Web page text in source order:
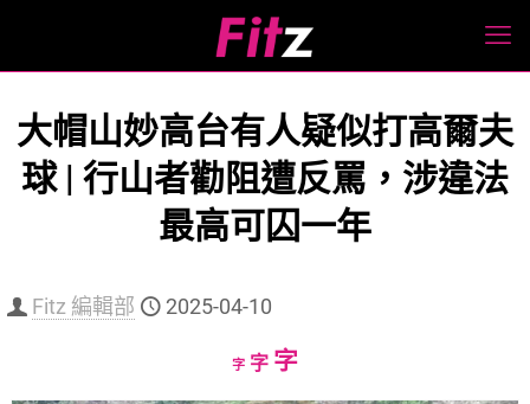
大帽山妙高台有人疑似打高爾夫
球 | 行山者勸阻遭反罵，涉違法
最高可囚一年
Fitz 編輯部 2025-04-10
字Decrease
字Reset
字Increase